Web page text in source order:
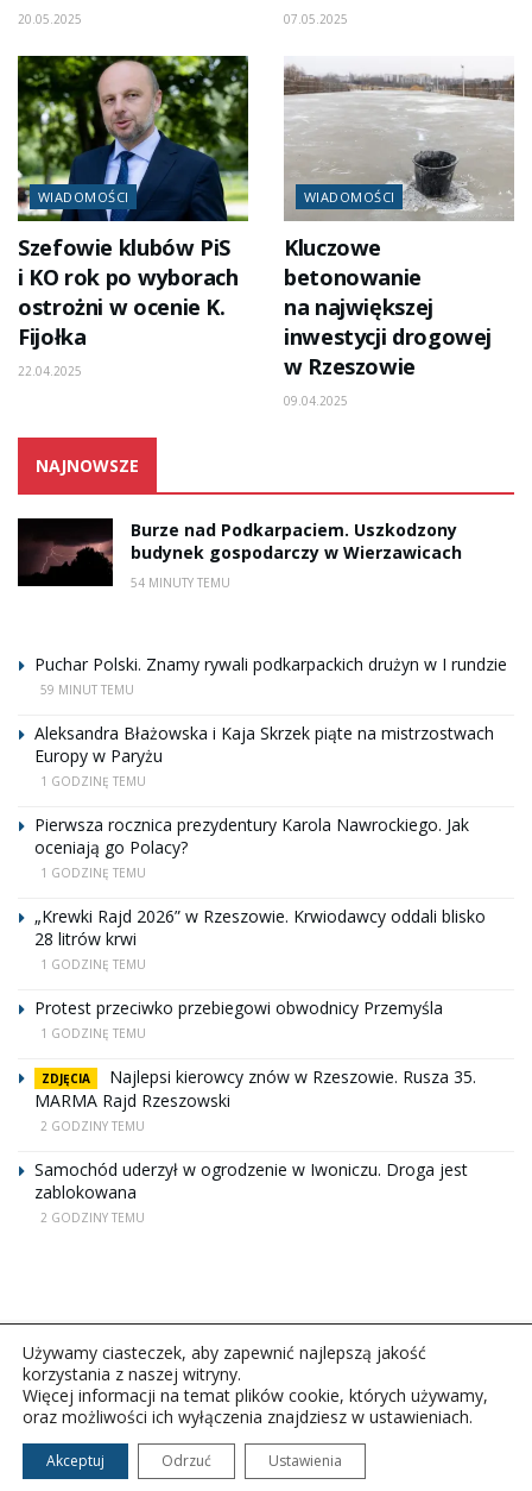
20.05.2025 07.05.2025
WIADOMOŚCI
Szefowie klubów PiS
i KO rok po wyborach
ostrożni w ocenie K.
Fijołka
22.04.2025
WIADOMOŚCI
Kluczowe
betonowanie
na największej
inwestycji drogowej
w Rzeszowie
09.04.2025
NAJNOWSZE
Burze nad Podkarpaciem. Uszkodzony
budynek gospodarczy w Wierzawicach
54 MINUTY TEMU
Puchar Polski. Znamy rywali podkarpackich drużyn w I rundzie
59 MINUT TEMU
Aleksandra Błażowska i Kaja Skrzek piąte na mistrzostwach
Europy w Paryżu
1 GODZINĘ TEMU
Pierwsza rocznica prezydentury Karola Nawrockiego. Jak
oceniają go Polacy?
1 GODZINĘ TEMU
„Krewki Rajd 2026” w Rzeszowie. Krwiodawcy oddali blisko
28 litrów krwi
1 GODZINĘ TEMU
Protest przeciwko przebiegowi obwodnicy Przemyśla
1 GODZINĘ TEMU
ZDJĘCIA
Najlepsi kierowcy znów w Rzeszowie. Rusza 35.
MARMA Rajd Rzeszowski
2 GODZINY TEMU
Samochód uderzył w ogrodzenie w Iwoniczu. Droga jest
zablokowana
2 GODZINY TEMU
Copyright © 2026Polskie Radio Rzeszów S.A. w likwidacj.
Wszelkie prawa zastrzeżone.
Używamy ciasteczek, aby zapewnić najlepszą jakość
korzystania z naszej witryny.
Więcej informacji na temat plików cookie, których używamy,
oraz możliwości ich wyłączenia znajdziesz w ustawieniach.
Akceptuj Odrzuć Ustawienia